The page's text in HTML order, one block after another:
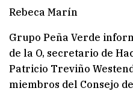
Rebeca Marín
Grupo Peña Verde
de la O, secretario de
Patricio Treviño
miembros del Consejo